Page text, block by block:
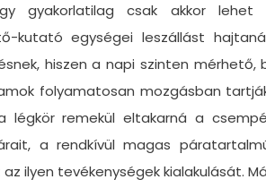
gyakorlatilag csak akkor
kutató egységei leszállást
hiszen a napi szinten mérhető,
folyamatosan mozgásban
remekül eltakarná a
a rendkívül magas
ilyen tevékenységek kialakulását.